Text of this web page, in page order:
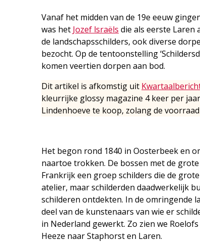
Vanaf het midden van de 19e eeuw
was het Jozef lsraëls die als eerste Laren
de landschapsschilders, ook diverse
bezocht. Op de tentoonstelling
komen veertien dorpen aan bod.
Dit artikel is afkomstig uit
kleurrijke glossy magazine 4 keer per
Lindenhoeve te koop, zolang de
Het begon rond 1840 in Oosterbeek en
naartoe trokken. De bossen met de
Frankrijk een groep schilders die de
atelier, maar schilderden daadwerkelijk
schilderen ontdekten. In de omringende
deel van de kunstenaars van wie er
in Nederland gewerkt. Zo zien we
Heeze naar Staphorst en Laren.